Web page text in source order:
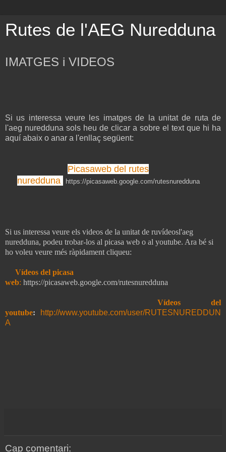
Rutes de l'AEG Nuredduna
IMATGES i VIDEOS
Si us interessa veure les imatges de la unitat de ruta de
l'aeg nuredduna sols heu de clicar a sobre el text que hi ha
aquí abaix o anar a l'enllaç següent:
Picasaweb del rutes
nuredduna
https://picasaweb.google.com/rutesnuredduna
Si us interessa veure els videos de la unitat de ruvídeosl'aeg
nuredduna, podeu trobar-los al picasa web o al youtube. Ara bé si
ho voleu veure més ràpidament cliqueu:
Vídeos del picasa
web: https://picasaweb.google.com/rutesnuredduna
Vídeos del
youtube:
http://www.youtube.com/user/RUTESNUREDDUN
A
Cap comentari: